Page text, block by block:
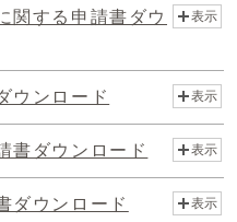
関する申請書ダウ
表示
ウンロード 表示
書ダウンロード 表示
ダウンロード 表示